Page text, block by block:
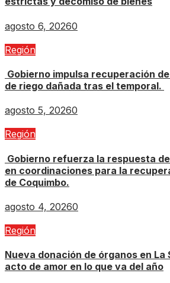
agosto 6, 20260
Región
Gobierno impulsa recuperación
de riego dañada tras el temporal.
agosto 5, 20260
Región
Gobierno refuerza la respuesta
en coordinaciones para la
de Coquimbo.
agosto 4, 20260
Región
Nueva donación de órganos en La
acto de amor en lo que va del año